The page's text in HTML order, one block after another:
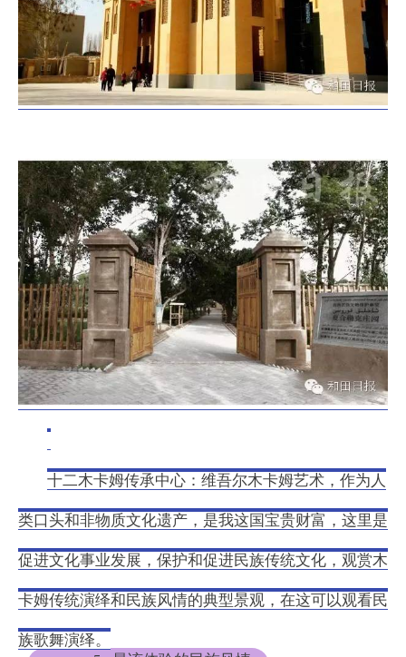
十二木卡姆传承中心： 维吾尔木卡姆艺术，作为人
类口头和非物质文化遗产，是我这国宝贵财富，这里是
促进文化事业发展，保护和促进民族传统文化，观赏木
卡姆传统演绎和民族风情的典型景观，在这可以观看民
族歌舞演绎。